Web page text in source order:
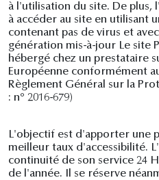
à l'utilisation du site. De plus,
à accéder au site en utilisant
contenant pas de virus et
génération mis-à-jour Le site
hébergé chez un prestataire
Européenne conformément
Règlement Général sur la
: n° 2016-679)
L'objectif est d'apporter une
meilleur taux d'accessibilité.
continuité de son service 24
de l'année. Il se réserve